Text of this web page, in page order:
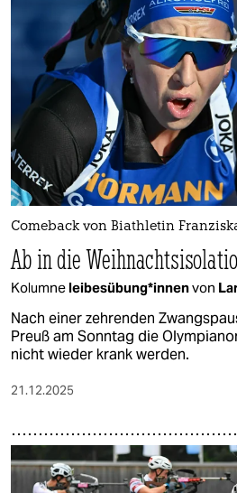
Comeback von Biathletin
Ab in die
Kolumnelei­bes­übun­g*in­nenvon
Nach einer zehrenden
Preuß am Sonntag die
nicht wieder krank werden.
21.12.2025